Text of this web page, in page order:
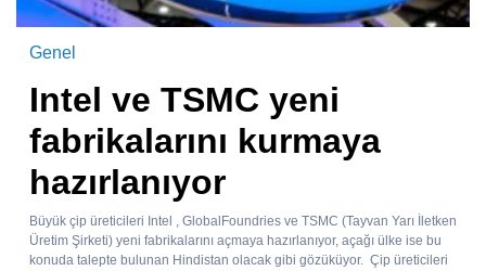
Genel
Intel ve TSMC yeni
fabrikalarını kurmaya
hazırlanıyor
Büyük çip üreticileri Intel , GlobalFoundries ve TSMC (Tayvan Yarı İletken
Üretim Şirketi) yeni fabrikalarını açmaya hazırlanıyor, açağı ülke ise bu
konuda talepte bulunan Hindistan olacak gibi gözüküyor. Çip üreticileri